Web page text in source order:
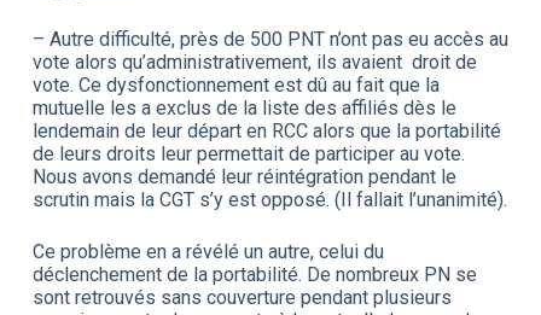
– Autre difficulté, près de 500 PNT n’ont pas eu accès au
vote alors qu’administrativement, ils avaient droit de
vote. Ce dysfonctionnement est dû au fait que la
mutuelle les a exclus de la liste des affiliés dès le
lendemain de leur départ en RCC alors que la portabilité
de leurs droits leur permettait de participer au vote.
Nous avons demandé leur réintégration pendant le
scrutin mais la CGT s’y est opposé. (Il fallait l’unanimité).
Ce problème en a révélé un autre, celui du
déclenchement de la portabilité. De nombreux PN se
sont retrouvés sans couverture pendant plusieurs